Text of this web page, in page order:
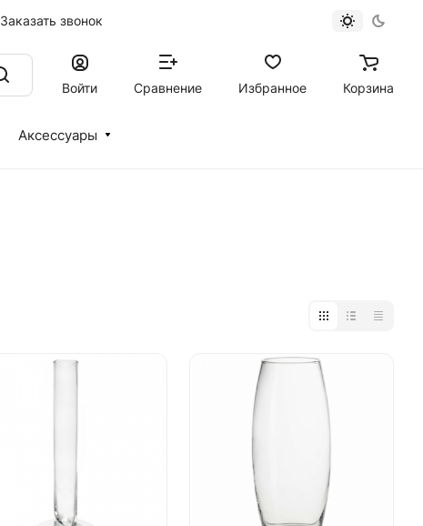
Заказать звонок
Войти Сравнение Избранное Корзина
Аксессуары